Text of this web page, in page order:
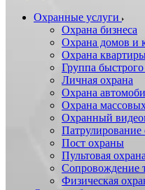
Охранные услуги
Охрана бизнеса
Охрана домов и
Охрана
Группа
Личная охрана
Охрана
Охрана
Охранный
Патрулирование
Пост охраны
Пультовая охрана
Сопровождение
Физическая